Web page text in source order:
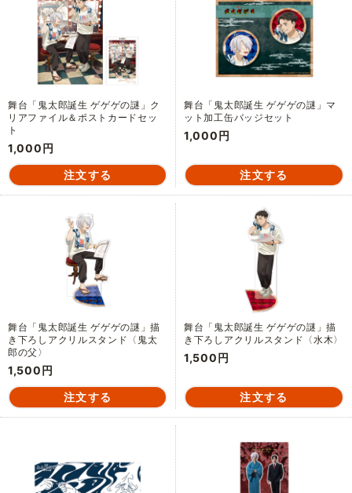
舞台「鬼太郎誕生 ゲゲゲの謎」ク
リアファイル＆ポストカードセッ
ト
1,000円
舞台「鬼太郎誕生 ゲゲゲの謎」マ
ット加工缶バッジセット
1,000円
舞台「鬼太郎誕生 ゲゲゲの謎」描
き下ろしアクリルスタンド〈鬼太
郎の父〉
1,500円
舞台「鬼太郎誕生 ゲゲゲの謎」描
き下ろしアクリルスタンド〈水木〉
1,500円